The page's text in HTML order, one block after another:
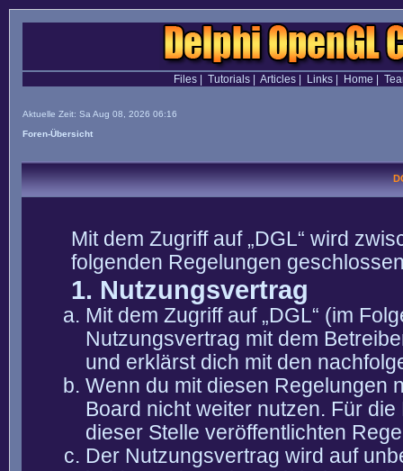
Files| Tutorials| Articles| Links| Home
Aktuelle Zeit: Sa Aug 08, 2026 06:16
Foren-Übersicht
Mit dem Zugriff auf „DGL“ wird
folgenden Regelungen
1. Nutzungsvertrag
Mit dem Zugriff auf „DGL“ (im
Nutzungsvertrag mit dem
und erklärst dich mit den
Wenn du mit diesen Regelungen
Board nicht weiter nutzen. Für
dieser Stelle veröffentlichten
Der Nutzungsvertrag wird auf